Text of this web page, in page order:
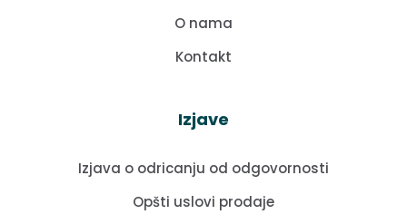
O nama
Kontakt
Izjave
Izjava o odricanju od odgovornosti
Opšti uslovi prodaje